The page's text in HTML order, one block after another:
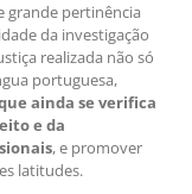
grande pertinência
da investigação
realizada não só
portuguesa,
ainda se verifica
e da
, e promover
latitudes.